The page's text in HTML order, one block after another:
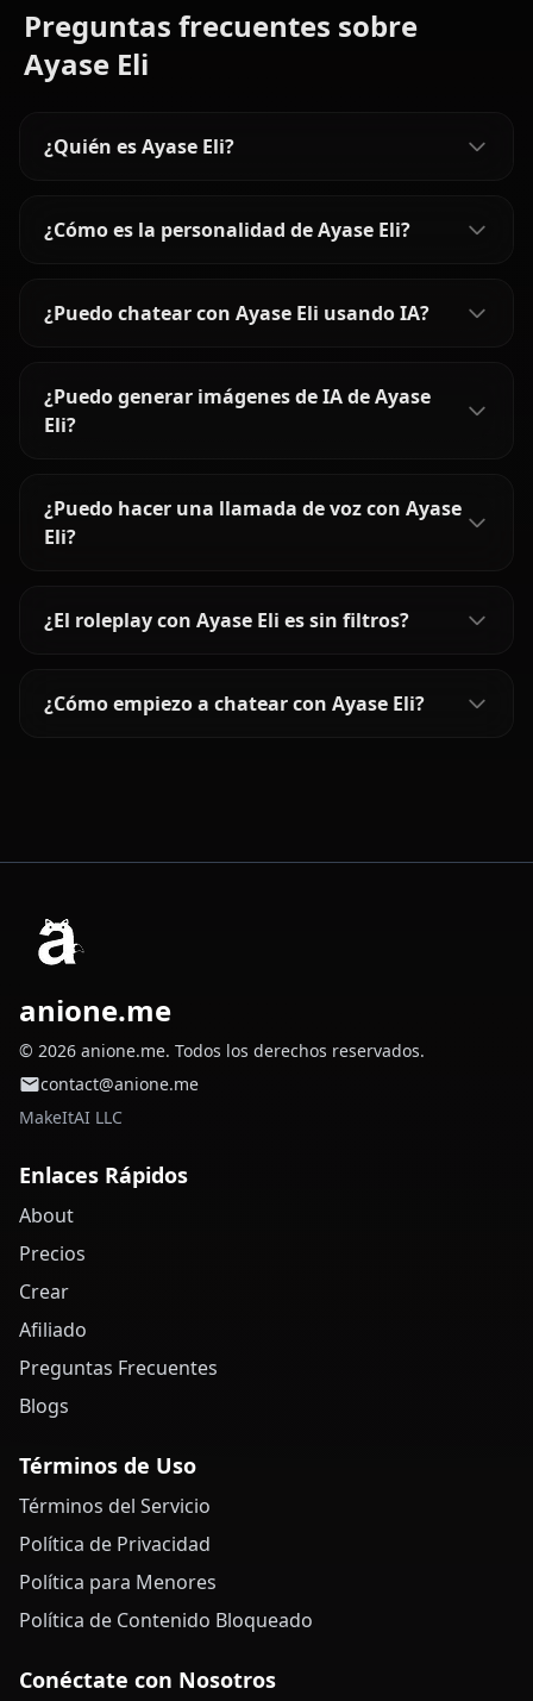
Preguntas frecuentes sobre
Ayase Eli
¿Quién es Ayase Eli?
¿Cómo es la personalidad de Ayase Eli?
¿Puedo chatear con Ayase Eli usando IA?
¿Puedo generar imágenes de IA de Ayase
Eli?
¿Puedo hacer una llamada de voz con Ayase
Eli?
¿El roleplay con Ayase Eli es sin filtros?
¿Cómo empiezo a chatear con Ayase Eli?
anione.me
© 2026 anione.me. Todos los derechos reservados.
contact@anione.me
MakeItAI LLC
Enlaces Rápidos
About
Precios
Crear
Afiliado
Preguntas Frecuentes
Blogs
Términos de Uso
Términos del Servicio
Política de Privacidad
Política para Menores
Política de Contenido Bloqueado
Conéctate con Nosotros